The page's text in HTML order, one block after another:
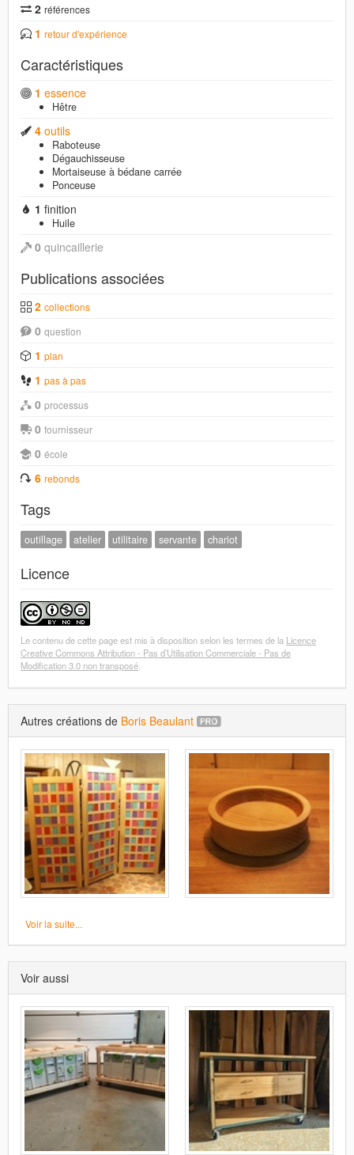
2 références
1 retour d'expérience
Caractéristiques
1 essence
Hêtre
4 outils
Raboteuse
Dégauchisseuse
Mortaiseuse à bédane carrée
Ponceuse
1 finition
Huile
0 quincaillerie
Publications associées
2 collections
0 question
1 plan
1 pas à pas
0 processus
0 fournisseur
0 école
6 rebonds
Tags
outillage atelier utilitaire servante chariot
Licence
Le contenu de cette page est mis à disposition selon les termes de la Licence
Creative Commons Attribution - Pas d’Utilisation Commerciale - Pas de
Modification 3.0 non transposé.
Autres créations de Boris Beaulant
Voir la suite...
Voir aussi